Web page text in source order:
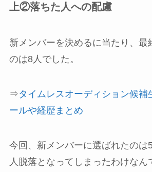
上②落ちた人への配慮
新メンバーを決めるに当たり、最
のは8人でした。
⇒タイムレスオーディション候補
ールや経歴まとめ
今回、新メンバーに選ばれたのは
人脱落となってしまったわけなん